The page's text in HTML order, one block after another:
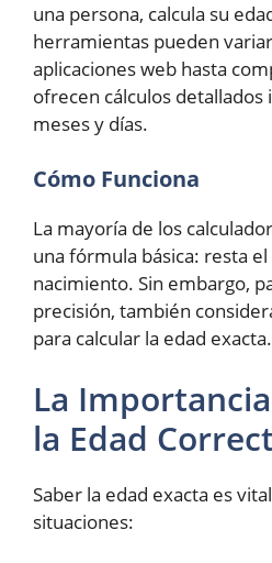
una persona, calcula su
herramientas pueden
aplicaciones web hasta
ofrecen cálculos detallados
meses y días.
Cómo Funciona
La mayoría de los
una fórmula básica: resta
nacimiento. Sin embargo,
precisión, también
para calcular la edad exacta.
La
la Edad
Saber la edad exacta es
situaciones: